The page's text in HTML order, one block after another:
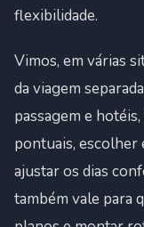
flexibilidade.
Vimos, em várias
da viagem
passagem e
pontuais, escolher
ajustar os dias
também vale para